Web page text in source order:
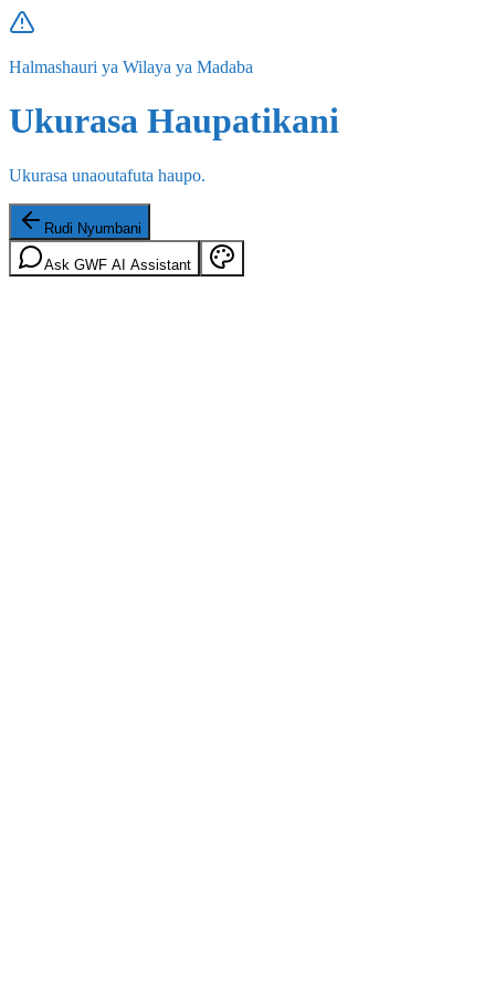
Halmashauri ya Wilaya ya Madaba
Ukurasa Haupatikani
Ukurasa unaoutafuta haupo.
Rudi Nyumbani
Ask GWF AI Assistant